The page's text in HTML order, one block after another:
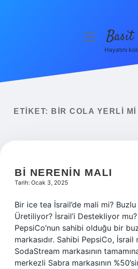
Yasal Uyarı
menüyüBasit
Hayatını
ETIKET: BIR COLA YERLI MI
BI NERENIN MALI
Tarih: Ocak 3, 2025
Bir ice tea İsrail’de mali mi? Buzlu
Üretiliyor? İsrail’i Destekliyor mu?
PepsiCo’nun sahibi olduğu bir
markasıdır. Sahibi PepsiCo, İsrail
SodaStream markasının
merkezli Sabra markasının